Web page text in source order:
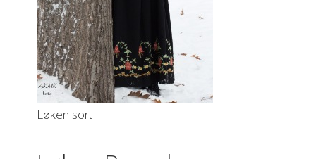
Løken sort